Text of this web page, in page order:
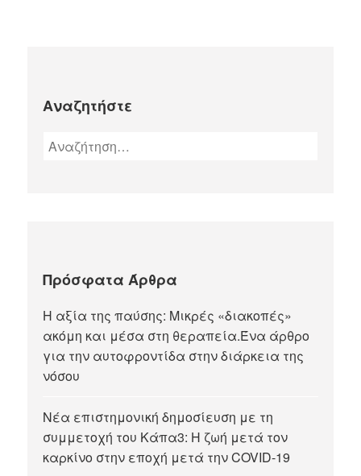
Αναζητήστε
Πρόσφατα Άρθρα
Η αξία της παύσης: Μικρές «διακοπές»
ακόμη και μέσα στη θεραπεία.Ένα άρθρο
για την αυτοφροντίδα στην διάρκεια της
νόσου
Νέα επιστημονική δημοσίευση με τη
συμμετοχή του Κάπα3: Η ζωή μετά τον
καρκίνο στην εποχή μετά την COVID-19